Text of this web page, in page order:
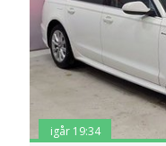
igår 19:34